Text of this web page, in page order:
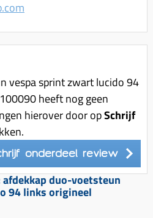
vespa sprint zwart lucido 94
heeft nog geen
hierover door opSchrijf
onderdeel review
duo-voetsteun
94 links origineel